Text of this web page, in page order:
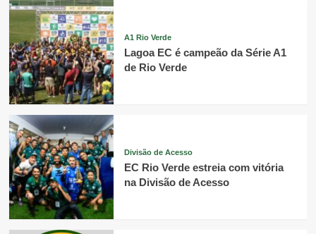
A1 Rio Verde
Lagoa EC é campeão da Série A1
de Rio Verde
Divisão de Acesso
EC Rio Verde estreia com vitória
na Divisão de Acesso